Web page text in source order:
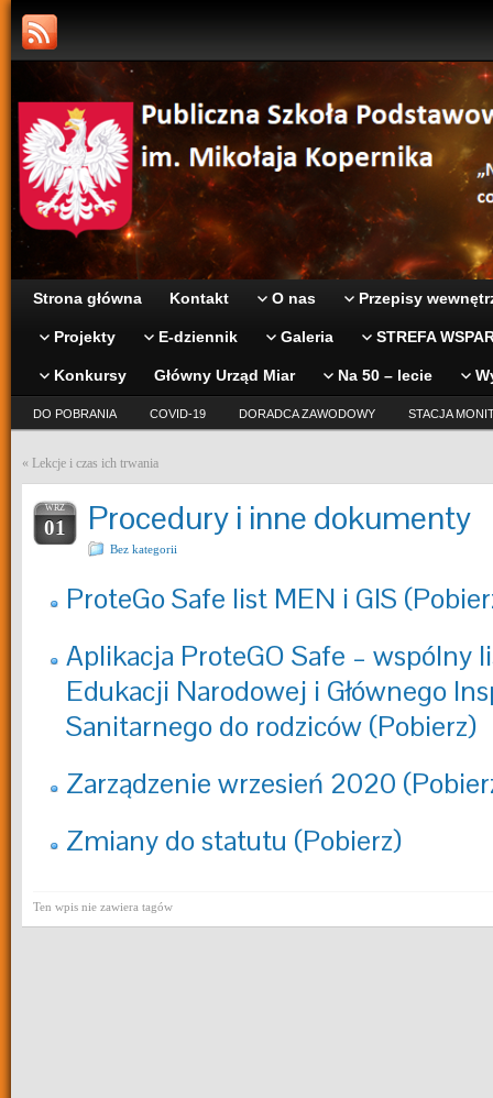
Strona główna Kontakt O nas Przepisy
Projekty E-dziennik Galeria STREFA
Konkursy Główny Urząd Miar Na 50 – lecie
DO POBRANIA COVID-19 DORADCA ZAWODOWY STACJA
« Lekcje i czas ich trwania
WRZ
01 Procedury i inne dokumenty
Bez kategorii
ProteGo Safe list MEN i GIS
Aplikacja ProteGO Safe – wspólny
Edukacji Narodowej i Głównego
Sanitarnego do rodziców (Pobierz)
Zarządzenie wrzesień 2020
Zmiany do statutu (Pobierz)
Ten wpis nie zawiera tagów